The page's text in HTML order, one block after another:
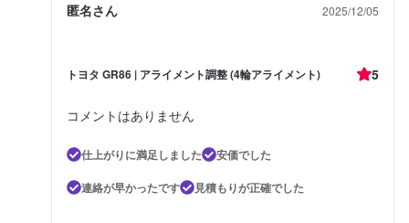
匿名さん 2025/12/05
トヨタ GR86 | アライメント調整 (4輪アライメント) 5
コメントはありません
仕上がりに満足しました
安価でした
連絡が早かったです
見積もりが正確でした